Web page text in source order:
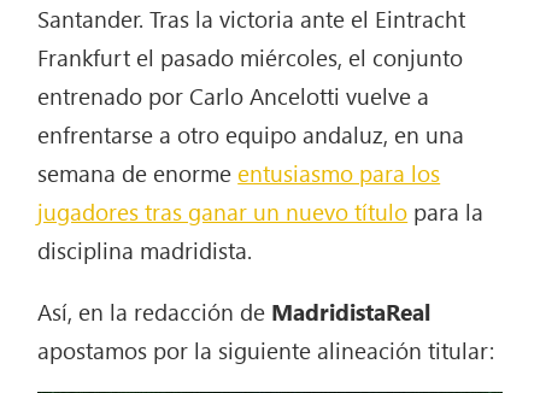
Santander. Tras la victoria ante el Eintracht
Frankfurt el pasado miércoles, el conjunto
entrenado por Carlo Ancelotti vuelve a
enfrentarse a otro equipo andaluz, en una
semana de enorme entusiasmo para los
jugadores tras ganar un nuevo título para la
disciplina madridista.
Así, en la redacción de MadridistaReal
apostamos por la siguiente alineación titular: